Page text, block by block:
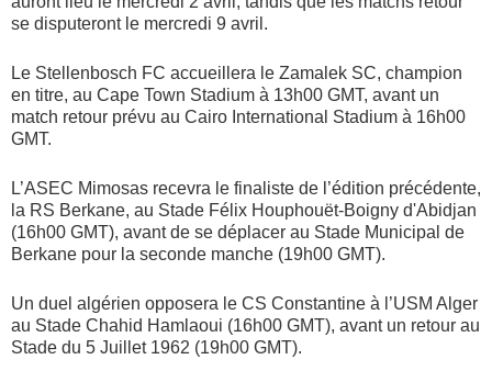
se disputeront le mercredi 9 avril.
Le Stellenbosch FC accueillera le Zamalek SC, champion
en titre, au Cape Town Stadium à 13h00 GMT, avant un
match retour prévu au Cairo International Stadium à 16h00
GMT.
L’ASEC Mimosas recevra le finaliste de l’édition précédente,
la RS Berkane, au Stade Félix Houphouët-Boigny d'Abidjan
(16h00 GMT), avant de se déplacer au Stade Municipal de
Berkane pour la seconde manche (19h00 GMT).
Un duel algérien opposera le CS Constantine à l’USM Alger
au Stade Chahid Hamlaoui (16h00 GMT), avant un retour au
Stade du 5 Juillet 1962 (19h00 GMT).